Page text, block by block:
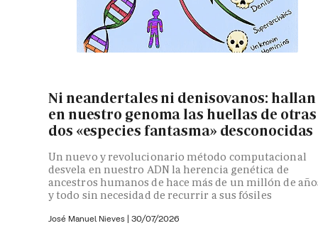
Ni neandertales ni denisovanos: hallan
en nuestro genoma las huellas de otras
dos «especies fantasma» desconocidas
Un nuevo y revolucionario método computacional
desvela en nuestro ADN la herencia genética de
ancestros humanos de hace más de un millón de
y todo sin necesidad de recurrir a sus fósiles
José Manuel Nieves | 30/07/2026